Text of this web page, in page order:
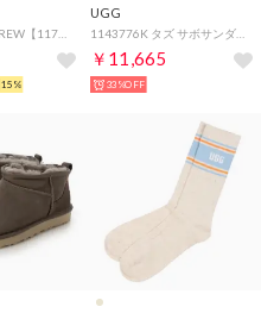
15%
UGG
1143776K タズ サボサンダル （ドライオレガノ）
￥11,665
33%OFF